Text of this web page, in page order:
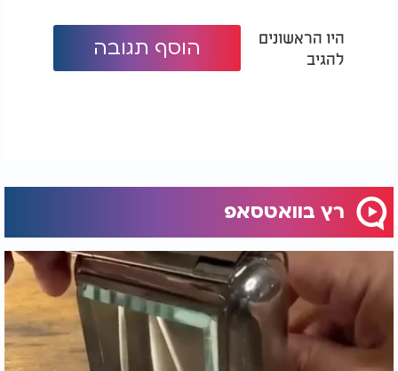
היו הראשונים
להגיב
הוסף תגובה
רץ בוואטסאפ